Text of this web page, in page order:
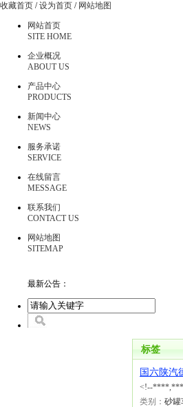
收藏首页 /设为首页 / 网站地图
网站首页
SITE HOME
企业概况
ABOUT US
产品中心
PRODUCTS
新闻中心
NEWS
服务承诺
SERVICE
在线留言
MESSAGE
联系我们
CONTACT US
网站地图
SITEMAP
最新公告：
标签
国六陕汽
<!--
类别： 砂罐